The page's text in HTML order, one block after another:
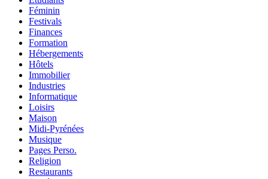
Féminin
Festivals
Finances
Formation
Hébergements
Hôtels
Immobilier
Industries
Informatique
Loisirs
Maison
Midi-Pyrénées
Musique
Pages Perso.
Religion
Restaurants